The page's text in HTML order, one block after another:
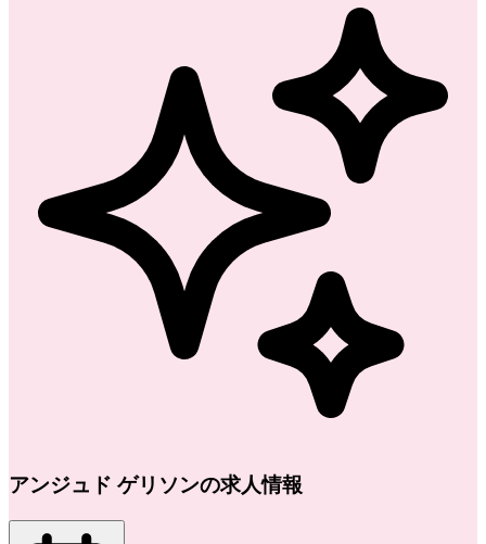
アンジュド ゲリソンの求人情報